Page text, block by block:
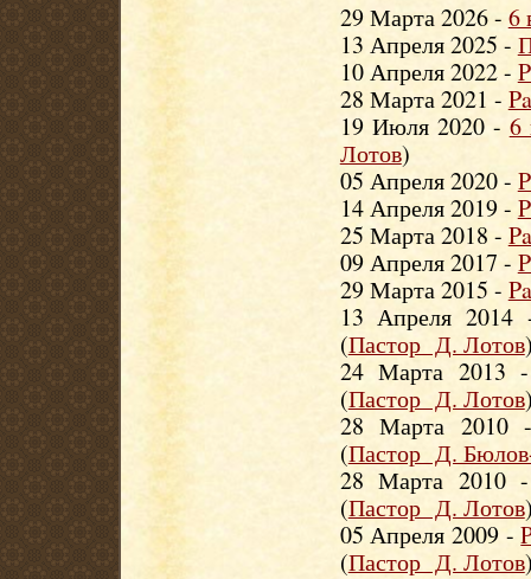
29 Марта 2026 - 6
13 Апреля 2025 -
10 Апреля 2022 -
28 Марта 2021 -
19 Июля 2020 - 6
Лотов)
05 Апреля 2020 -
14 Апреля 2019 -
25 Марта 2018 -
09 Апреля 2017 -
29 Марта 2015 -
13 Апреля
(Пастор Д. Лотов
24 Марта
(Пастор Д. Лотов
28 Марта
(Пастор Д.
28 Марта
(Пастор Д. Лотов
05 Апреля 2009 -
(Пастор Д. Лотов